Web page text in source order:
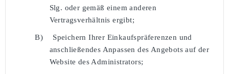
Slg. oder gemäß einem anderen
Vertragsverhältnis ergibt;
B)
Speichern Ihrer Einkaufspräferenzen und
anschließendes Anpassen des Angebots auf der
Website des Administrators;